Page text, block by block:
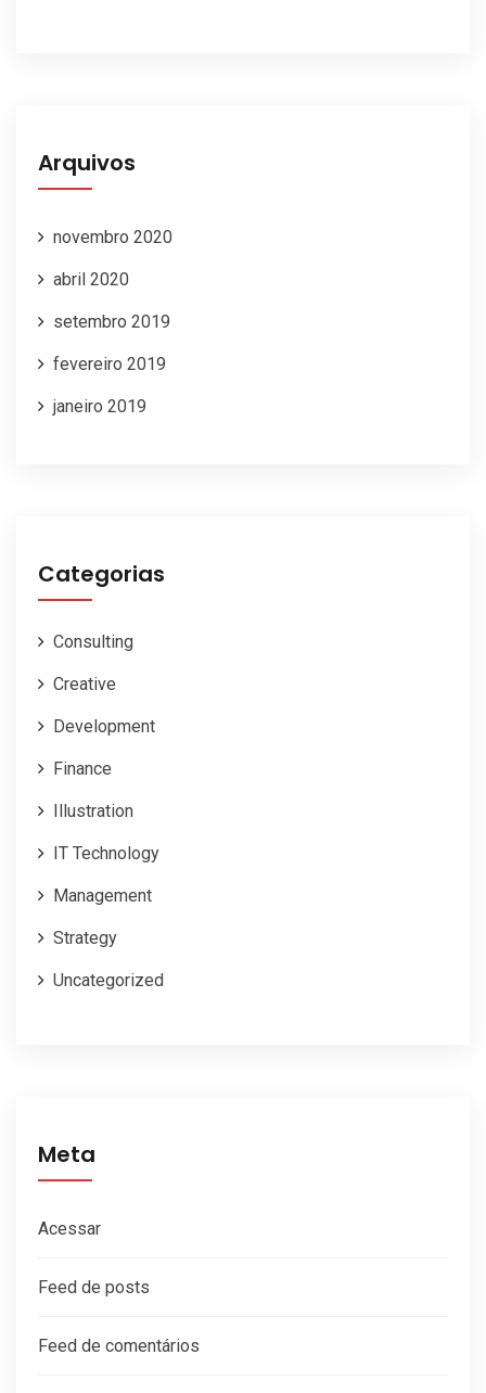
Arquivos
novembro 2020
abril 2020
setembro 2019
fevereiro 2019
janeiro 2019
Categorias
Consulting
Creative
Development
Finance
Illustration
IT Technology
Management
Strategy
Uncategorized
Meta
Acessar
Feed de posts
Feed de comentários